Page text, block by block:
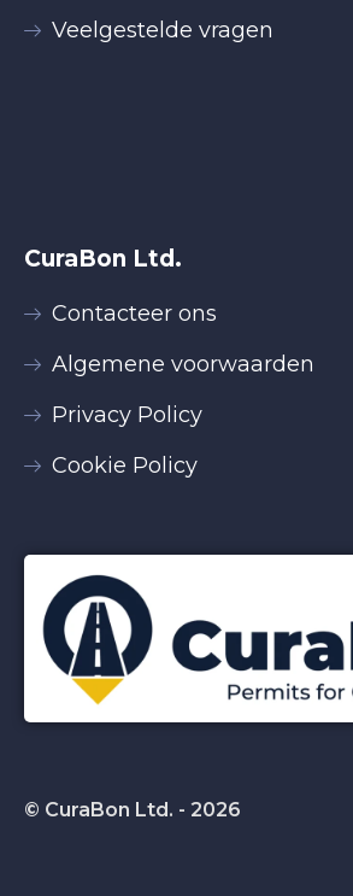
Veelgestelde vragen
CuraBon Ltd.
Contacteer ons
Algemene voorwaarden
Privacy Policy
Cookie Policy
© CuraBon Ltd. - 2026